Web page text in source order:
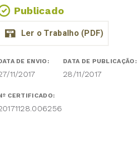
Publicado
DE ENVIO:
11/2017
DATA DE PUBLICAÇÃO:
28/11/2017
CERTIFICADO: